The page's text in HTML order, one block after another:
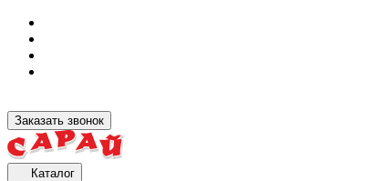
Заказать звонок
Каталог